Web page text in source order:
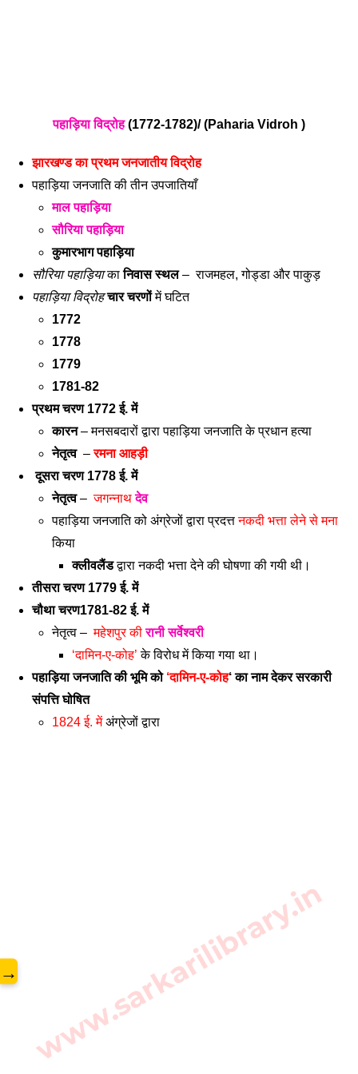
पहाड़िया विद्रोह (1772-1782)/ (Paharia Vidroh )
झारखण्ड का प्रथम जनजातीय विद्रोह
पहाड़िया जनजाति की तीन उपजातियाँ
माल पहाड़िया
सौरिया पहाड़िया
कुमारभाग पहाड़िया
सौरिया पहाड़िया का निवास स्थल –  राजमहल, गोड्डा और पाकुड़
पहाड़िया विद्रोह चार चरणों में घटित
1772
1778
1779
1781-82
प्रथम चरण 1772 ई. में
कारन – मनसबदारों द्वारा पहाड़िया जनजाति के प्रधान हत्या
नेतृत्व – रमना आहड़ी
दूसरा चरण 1778 ई. में
नेतृत्व – जगन्नाथ देव
पहाड़िया जनजाति को अंग्रेजों द्वारा प्रदत्त नकदी भत्ता लेने से मना
किया
क्लीवलैंड द्वारा नकदी भत्ता देने की घोषणा की गयी थी।
तीसरा चरण 1779 ई. में
चौथा चरण1781-82 ई. में
नेतृत्व – महेशपुर की रानी सर्वेश्वरी
‘दामिन-ए-कोह’ के विरोध में किया गया था।
पहाड़िया जनजाति की भूमि को ‘दामिन-ए-कोह‘ का नाम देकर सरकारी
संपत्ति घोषित
1824 ई. में अंग्रेजों द्वारा
www.sarkarilibrary.in
→